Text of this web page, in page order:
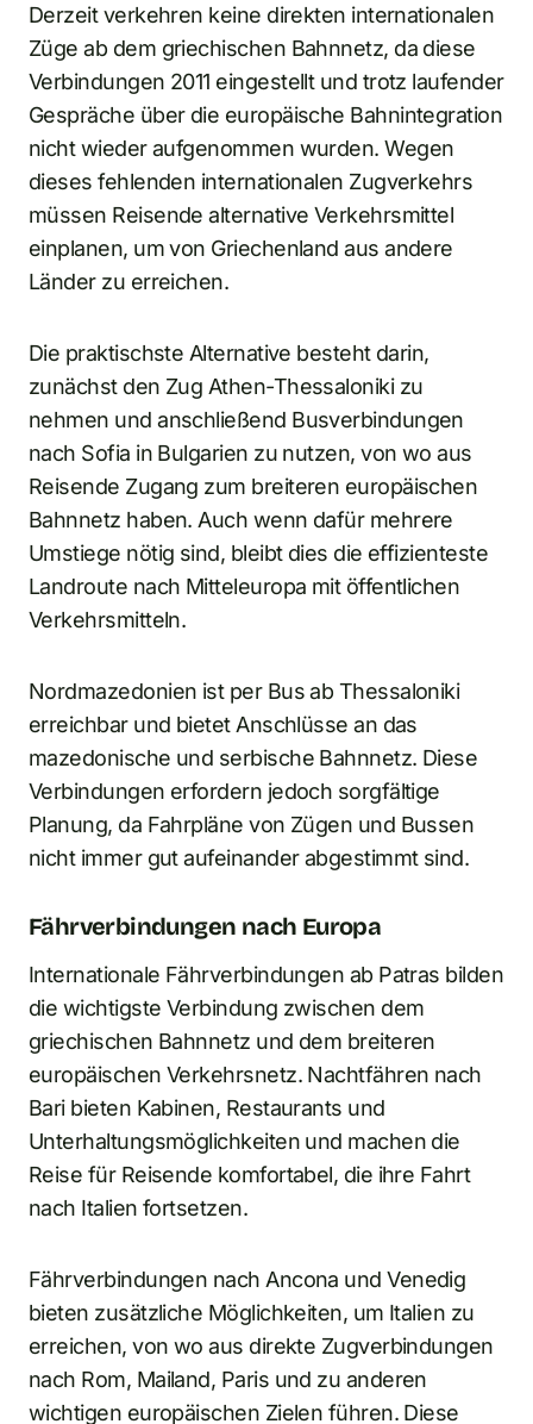
Derzeit verkehren keine direkten internationalen
Züge ab dem griechischen Bahnnetz, da diese
Verbindungen 2011 eingestellt und trotz laufender
Gespräche über die europäische Bahnintegration
nicht wieder aufgenommen wurden. Wegen
dieses fehlenden internationalen Zugverkehrs
müssen Reisende alternative Verkehrsmittel
einplanen, um von Griechenland aus andere
Länder zu erreichen.
Die praktischste Alternative besteht darin,
zunächst den Zug Athen-Thessaloniki zu
nehmen und anschließend Busverbindungen
nach Sofia in Bulgarien zu nutzen, von wo aus
Reisende Zugang zum breiteren europäischen
Bahnnetz haben. Auch wenn dafür mehrere
Umstiege nötig sind, bleibt dies die effizienteste
Landroute nach Mitteleuropa mit öffentlichen
Verkehrsmitteln.
Nordmazedonien ist per Bus ab Thessaloniki
erreichbar und bietet Anschlüsse an das
mazedonische und serbische Bahnnetz. Diese
Verbindungen erfordern jedoch sorgfältige
Planung, da Fahrpläne von Zügen und Bussen
nicht immer gut aufeinander abgestimmt sind.
Fährverbindungen nach Europa
Internationale Fährverbindungen ab Patras bilden
die wichtigste Verbindung zwischen dem
griechischen Bahnnetz und dem breiteren
europäischen Verkehrsnetz. Nachtfähren nach
Bari bieten Kabinen, Restaurants und
Unterhaltungsmöglichkeiten und machen die
Reise für Reisende komfortabel, die ihre Fahrt
nach Italien fortsetzen.
Fährverbindungen nach Ancona und Venedig
bieten zusätzliche Möglichkeiten, um Italien zu
erreichen, von wo aus direkte Zugverbindungen
nach Rom, Mailand, Paris und zu anderen
wichtigen europäischen Zielen führen. Diese